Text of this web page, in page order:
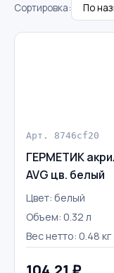
Сортировка:
Арт. 8746cf20
ГЕРМЕТИК
AVG цв. белый
Цвет: белый
Объем: 0.32 л
Вес нетто: 0.48 кг